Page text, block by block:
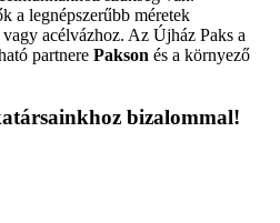
a legnépszerűbb méretek
acélvázhoz. Az Újház Paks a
partnere Pakson és a környező
bizalommal!